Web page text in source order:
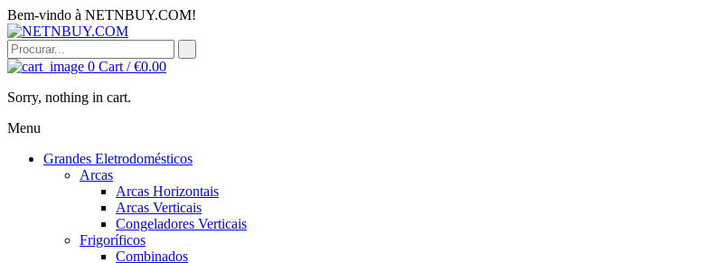
Bem-vindo à NETNBUY.COM!
0 Cart /€0.00
Sorry, nothing in cart.
Menu
Grandes Eletrodomésticos
Arcas
Arcas Horizontais
Arcas Verticais
Congeladores Verticais
Frigoríficos
Combinados